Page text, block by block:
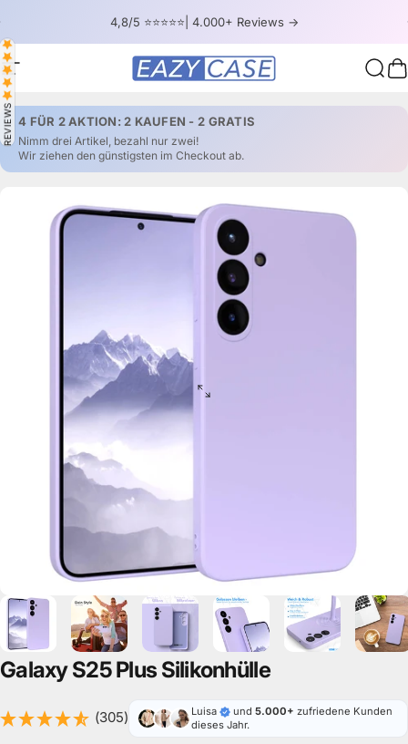
4,8/5 ⭐⭐⭐⭐⭐| 4.000+ Reviews ->
Seitennavigation EAZY CASE
REVIEWS 4 FÜR 2 AKTION: 2 KAUFEN - 2 GRATIS
Nimm drei Artikel, bezahl nur zwei!
Wir ziehen den günstigsten im Checkout ab.
GalaxyS25PlusSilikonhülle
(305) Luisa und 5.000+ zufriedene Kunden
dieses Jahr.